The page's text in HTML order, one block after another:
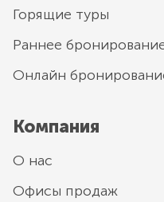
Горящие туры
Раннее
Онлайн
Компания
О нас
Офисы продаж